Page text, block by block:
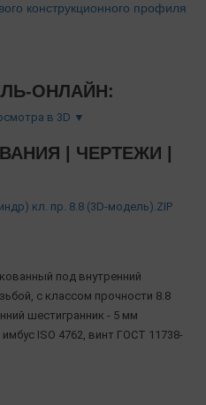
ОНЛАЙН:
в 3D ▼
| ЧЕРТЕЖИ |
кл. пр. 8.8 (3D-модель).ZIP
под внутренний
с классом прочности 8.8
шестигранник - 5 мм
ISO 4762, винт ГОСТ 11738-